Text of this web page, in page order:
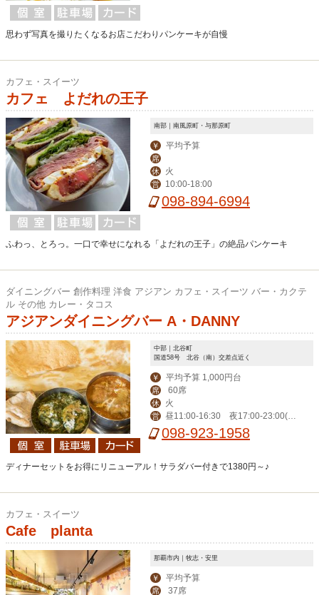
思わず写真を撮りたくなるお店こだわりパンケーキが自慢
カフェ・スイーツ
カフェ よだれの王子
南部｜南風原町・与那原町
￥ 平均予算
席
休
火
営 10:00-18:00
098-894-6994
ふわっ、とろっ。一口で幸せになれる「よだれの王子」の絶品パンケーキ
ダイニングバー 創作料理 洋食 アジアン カフェ・スイーツ バー・カクテ
ル その他 カレー・タコス
アジアンダイニングバー A・DANNY
中部｜北谷町
国道58号 北谷（南）交差点近く
￥ 平均予算 1,000円台
席 60席
休 火
営
昼11:00-16:30 夜17:00‐23:00(L
O 22:00)、金土24:00（LO 23:00）
098-923-1958
ディナーセットをお得にリニューアル！サラダバー付きで1380円～♪
カフェ・スイーツ
Cafe planta
那覇市内｜牧志・安里
￥ 平均予算
席 37席